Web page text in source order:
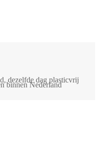
dezelfde dag plasticvrij
binnen Nederland